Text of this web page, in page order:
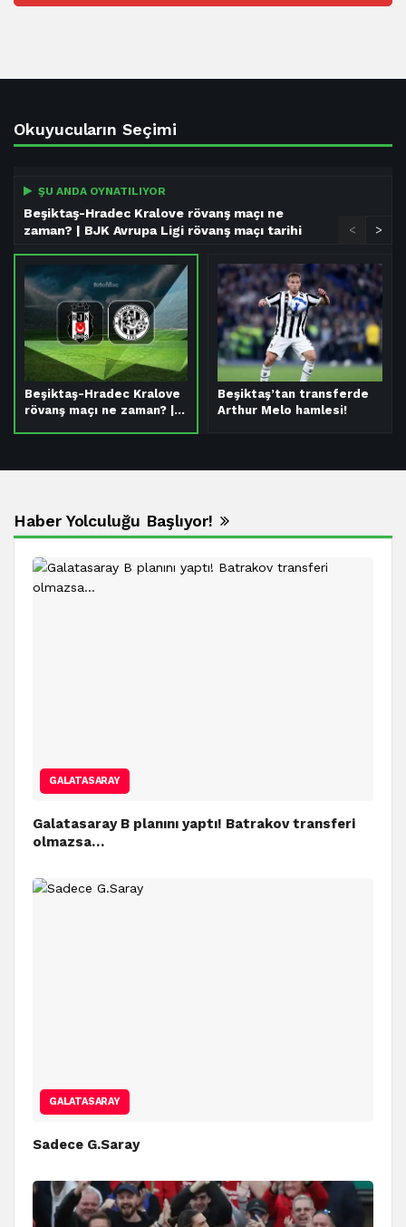
Okuyucuların Seçimi
ŞU ANDA OYNATILIYOR
Beşiktaş-Hradec Kralove rövanş maçı ne
zaman? | BJK Avrupa Ligi rövanş maçı tarihi
Beşiktaş-Hradec Kralove
rövanş maçı ne zaman? |…
Beşiktaş’tan transferde
Arthur Melo hamlesi!
< >
Haber Yolculuğu Başlıyor!
GALATASARAY
Galatasaray B planını yaptı! Batrakov transferi
olmazsa…
GALATASARAY
Sadece G.Saray